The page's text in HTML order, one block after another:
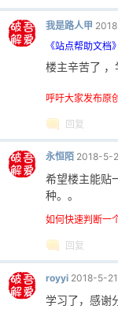
我是路人甲
《站点帮助文档
楼主辛苦了 ，
呼吁大家发布原
回复
永恒陌 2018-5-
希望楼主能贴
种。。
如何快速判断一
回复
royyi 2018-5-
学习了，感谢